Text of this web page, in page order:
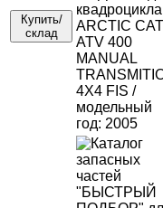
Купить/
склад